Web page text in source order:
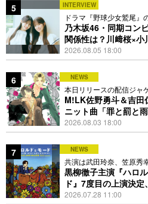
5 INTERVIEW
ドラマ『野球少女鷲尾』
隠れた素顔にたっぷり迫
乃木坂46・同期コン
関係性は？川﨑桜×小
かす互いの推しポイン
2026.08.05 18:00
6 NEWS
本日リリースの配信ジャ
PEACH-PITが描き下ろし
M!LK佐野勇斗＆吉田
ニット曲「罪と罰と
MV公開、2人が霧雨と
踊る
2026.08.03 18:00
7 NEWS
共演は武田玲奈、笠原秀
次、井川遥
黒柳徹子主演『ハロ
ド』7度目の上演決定
ド役はKEY TO LIT岩
2026.07.28 11:00